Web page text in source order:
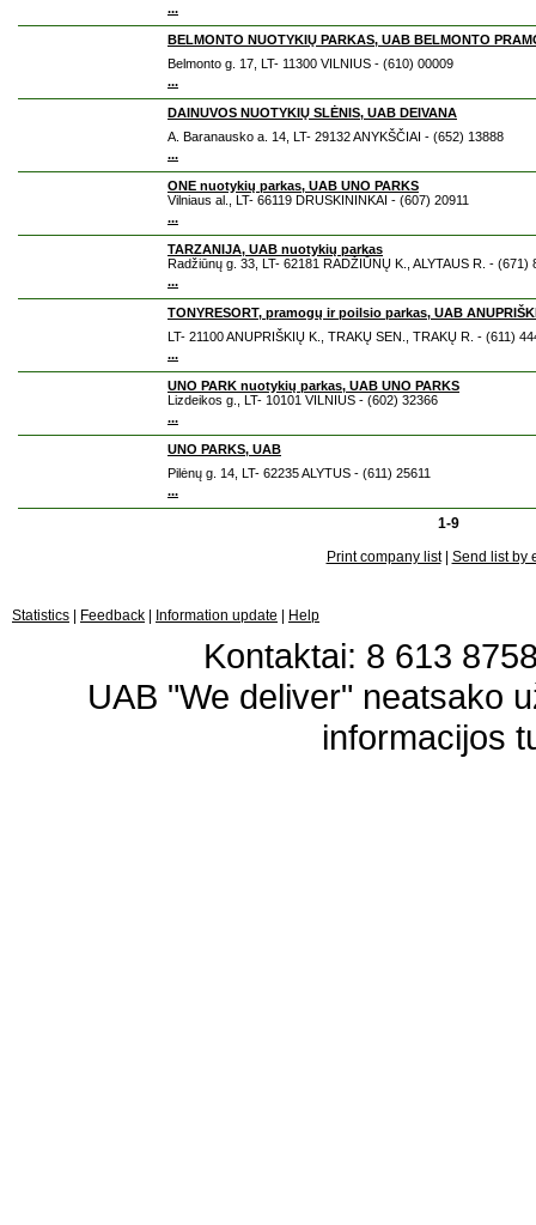
...
BELMONTO NUOTYKIŲ PARKAS, UAB BELMONTO
Belmonto g. 17, LT- 11300 VILNIUS - (610) 00009
...
DAINUVOS NUOTYKIŲ SLĖNIS, UAB DEIVANA
A. Baranausko a. 14, LT- 29132 ANYKŠČIAI - (652) 13888
...
ONE nuotykių parkas, UAB UNO PARKS
Vilniaus al., LT- 66119 DRUSKININKAI - (607) 20911
...
TARZANIJA, UAB nuotykių parkas
Radžiūnų g. 33, LT- 62181 RADŽIŪNŲ K., ALYTAUS R. - (671)
...
TONYRESORT, pramogų ir poilsio parkas, UAB
LT- 21100 ANUPRIŠKIŲ K., TRAKŲ SEN., TRAKŲ R. - (611)
...
UNO PARK nuotykių parkas, UAB UNO PARKS
Lizdeikos g., LT- 10101 VILNIUS - (602) 32366
...
UNO PARKS, UAB
Pilėnų g. 14, LT- 62235 ALYTUS - (611) 25611
...
1-9
Print company list| Send list by
Statistics Feedback Information update Help
Kontaktai: 8 613
UAB "We deliver" neatsako
informacijos